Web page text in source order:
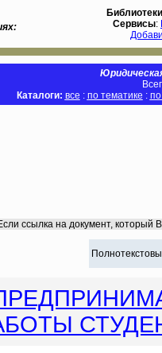
Библиотеки
Сервисы:
Каталоги: все : по тематике :
ссылка на документ, который